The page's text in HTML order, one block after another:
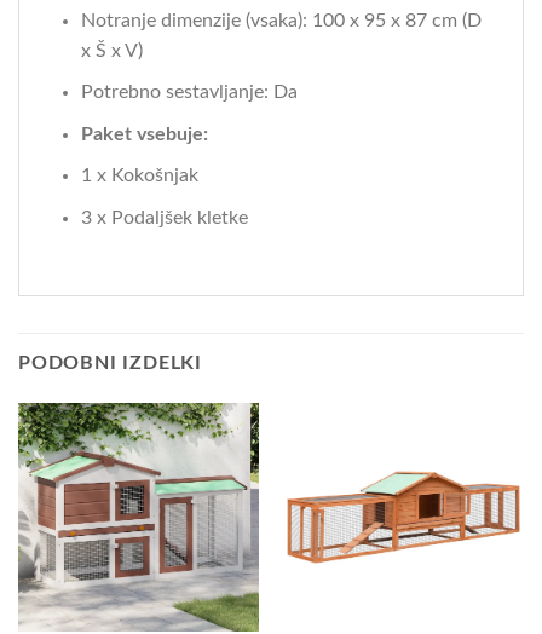
Notranje dimenzije (vsaka): 100 x 95 x 87 cm (D
x Š x V)
Potrebno sestavljanje: Da
Paket vsebuje:
1 x Kokošnjak
3 x Podaljšek kletke
PODOBNI IZDELKI